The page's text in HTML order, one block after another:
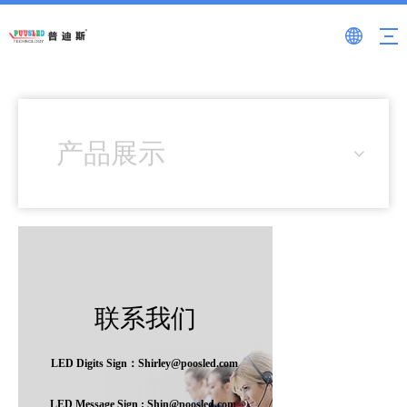
产品展示
联系我们
LED Digits Sign：Shirley@poosled.com
LED Message Sign : Shin@poosled.com